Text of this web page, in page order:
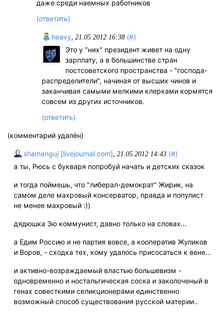
даже среди наемных работников
(ответить)
hеavу, 21.05.2012 16:38 (#)
Это у "них" президент живет на одну
зарплату, а в большинстве стран
постсоветского пространства - "господа-
распределители", начиная от высших чинов и
заканчивая самыми мелкими клерками кормятся
совсем из других источников.
(ответить)
(комментарий удалён)
shamanguj [livejournal.com], 21.05.2012 14:43 (#)
а ты, Рюсь с букваря попробуй начать и детских сказок
и тогда поймешь, что "либерал-демократ" Жирик, на
самом деле махровый консерватор, правда и популист
не менее махровый :))
дядюшка Зю коммунист, давно только на словах...
а Едим Россию и не партия вовсе, а кооператив Жуликов
и Воров, - сходка тех, кому удалось присосаться к вене...
и активно-возраждаемый властью большевизм -
одновременно и ностальгическая соска и заколоченый в
генах совесткими селикционерами единственно
возможный способ существования русской материи..